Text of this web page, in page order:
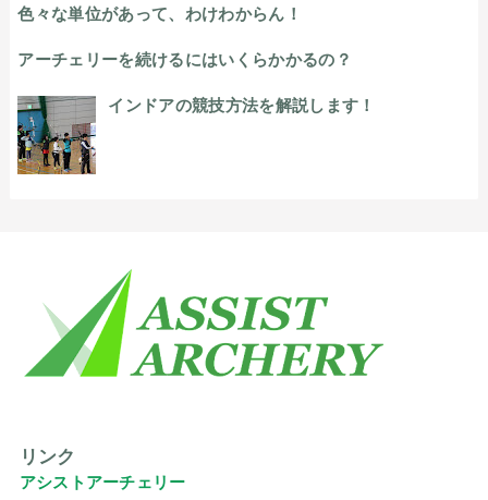
色々な単位があって、わけわからん！
アーチェリーを続けるにはいくらかかるの？
インドアの競技方法を解説します！
リンク
アシストアーチェリー